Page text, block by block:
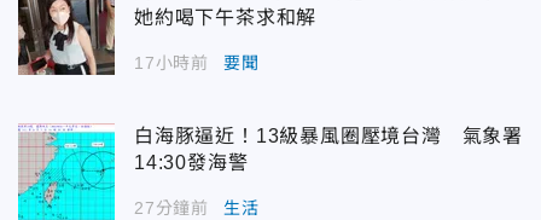
她約喝下午茶求和解
17小時前 要聞
白海豚逼近！13級暴風圈壓境台灣 氣象署
14:30發海警
27分鐘前 生活